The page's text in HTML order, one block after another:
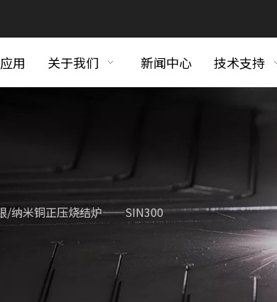
用 关于我们 新闻中心 技术支持
/纳米铜正压烧结炉——SIN300